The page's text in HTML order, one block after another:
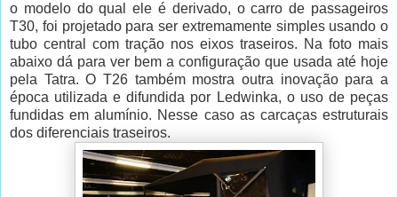
o modelo do qual ele é derivado, o carro de passageiros
T30, foi projetado para ser extremamente simples usando o
tubo central com tração nos eixos traseiros. Na foto mais
abaixo dá para ver bem a configuração que usada até hoje
pela Tatra. O T26 também mostra outra inovação para a
época utilizada e difundida por Ledwinka, o uso de peças
fundidas em alumínio. Nesse caso as carcaças estruturais
dos diferenciais traseiros.